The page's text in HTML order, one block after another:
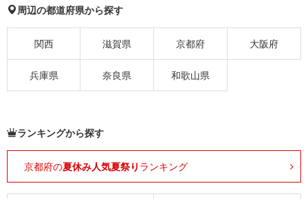
周辺の都道府県から探す
関西 滋賀県 京都府 大阪府
兵庫県 奈良県 和歌山県
ランキングから探す
京都府の夏休み人気夏祭り ランキング